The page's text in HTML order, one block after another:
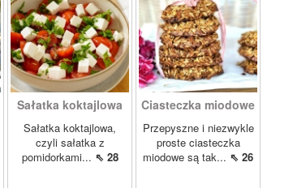
Sałatka koktajlowa
Sałatka koktajlowa,
czyli sałatka z
pomidorkami... ⇖ 28
Ciasteczka miodowe
Przepyszne i niezwykle
proste ciasteczka
miodowe są tak... ⇖ 26